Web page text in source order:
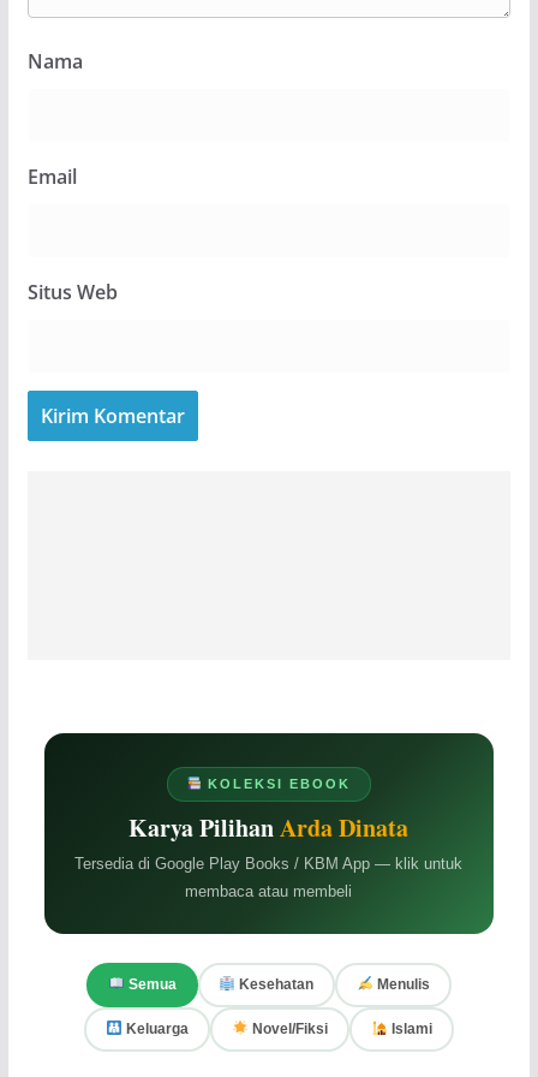
Nama
Email
Situs Web
KOLEKSI EBOOK
Karya PilihanArda Dinata
Tersedia di Google Play Books / KBM App — klik untuk
membaca atau membeli
Semua Kesehatan Menulis
Keluarga Novel/Fiksi Islami